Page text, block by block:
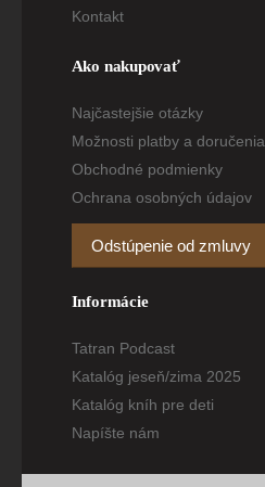
Kontakt
Ako nakupovať
Najčastejšie otázky
Možnosti platby a doručenia
Obchodné podmienky
Ochrana osobných údajov
Odstúpenie od zmluvy
Informácie
Tatran Podcast
Katalóg jeseň/zima 2025
Katalóg kníh pre deti
Napíšte nám